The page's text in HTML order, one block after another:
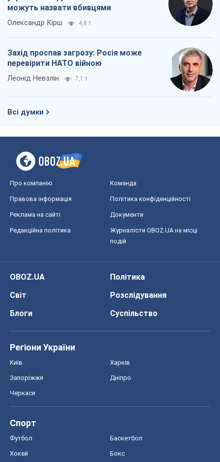
можуть назвати вбивцями
Олександр Кірш 4,8 т.
Захід проспав загрозу: Росія може
перевірити НАТО війною
Леонід Невзлін 7,1 т.
Всі думки
Про компанію Команда
Правова інформація Політика конфіденційності
Реклама на сайті Документи
Редакційна політика
Журналісти OBOZ.UA на місці
подій
OBOZ.UA
Політика
Світ
Розслідування
Блоги
Суспільство
Регіони України
Київ Харків
Запоріжжя Дніпро
Черкаси
Спорт
Футбол Баскетбол
Хокей Бокс